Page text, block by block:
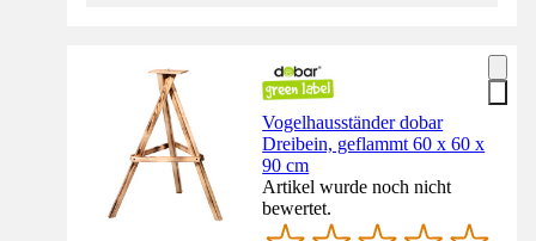
Vogelhausständer dobar
Dreibein, geflammt 60 x 60 x
90 cm
Artikel wurde noch nicht
bewertet.